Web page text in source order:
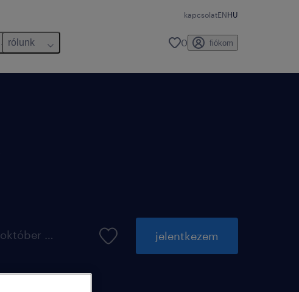
kapcsolatENHU
rólunk 0 fiókom
elérhető eddig: 31 október 2026 jelentkezem